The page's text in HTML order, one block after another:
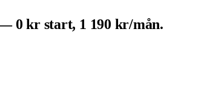
0 kr start, 1 190 kr/mån.